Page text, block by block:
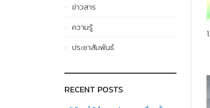
ข่าวสาร
ความรู้
ประชาสัมพันธ์
RECENT POSTS